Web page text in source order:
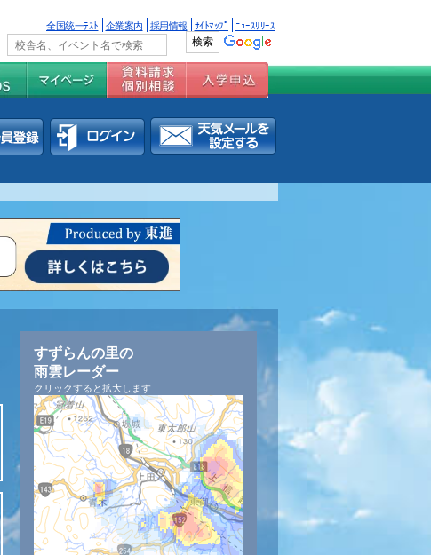
全国統一ﾃｽﾄ 企業案内 採用情報 ｻｲﾄﾏｯﾌﾟ ﾆｭｰｽﾘﾘｰｽ
すずらんの里の
雨雲レーダー
クリックすると拡大します